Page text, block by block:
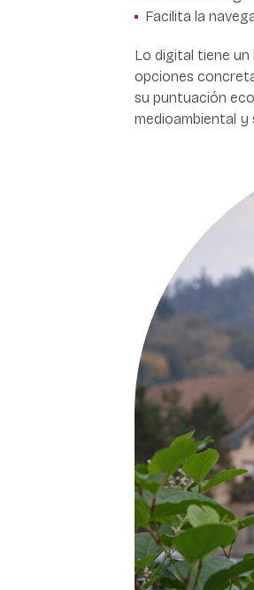
Facilita la
Lo digital tiene
opciones
su puntuación
medioambiental y